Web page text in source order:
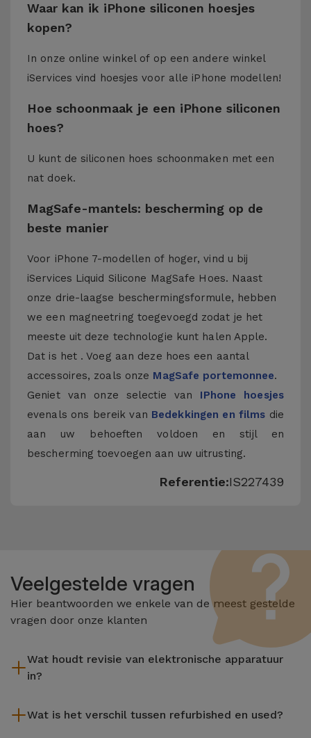
Waar kan ik iPhone siliconen hoesjes
kopen?
In onze online winkel of op een andere winkel
iServices vind hoesjes voor alle iPhone modellen!
Hoe schoonmaak je een iPhone siliconen
hoes?
U kunt de siliconen hoes schoonmaken met een
nat doek.
MagSafe-mantels: bescherming op de
beste manier
Voor iPhone 7-modellen of hoger, vind u bij
iServices Liquid Silicone MagSafe Hoes. Naast
onze drie-laagse beschermingsformule, hebben
we een magneetring toegevoegd zodat je het
meeste uit deze technologie kunt halen Apple.
Dat is het . Voeg aan deze hoes een aantal
accessoires, zoals onze MagSafe portemonnee.
Geniet van onze selectie van IPhone hoesjes
evenals ons bereik van Bedekkingen en films die
aan uw behoeften voldoen en stijl en
bescherming toevoegen aan uw uitrusting.
Referentie:IS227439
Veelgestelde vragen
Hier beantwoorden we enkele van de meest gestelde
vragen door onze klanten
Wat houdt revisie van elektronische apparatuur
in?
reiniging, en niet te vergeten het repareren van elk defect
Wat is het verschil tussen refurbished en used?